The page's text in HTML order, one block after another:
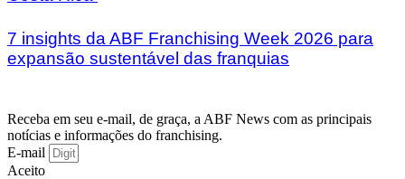
7 insights da ABF Franchising Week 2026 para
expansão sustentável das franquias
Receba em seu e-mail, de graça, a ABF News com as principais
notícias e informações do franchising.
E-mail
Aceito